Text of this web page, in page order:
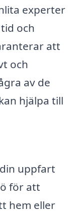
experter
och
att
och
av de
hjälpa till
uppfart
för att
hem eller